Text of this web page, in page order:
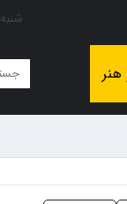
شنبه ۱۷ مرداد ۱۴۰۵